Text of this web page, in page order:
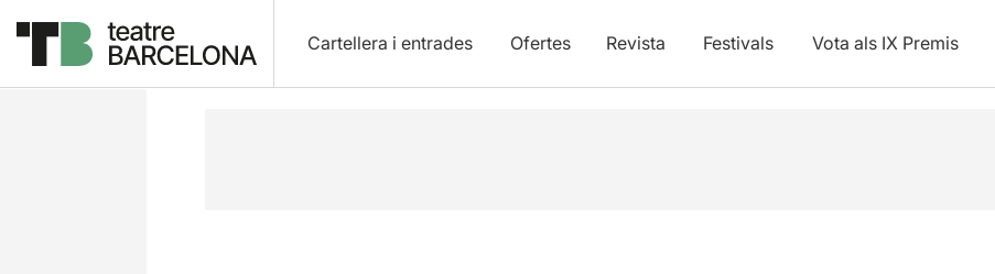
Cartellera i entrades Ofertes Revista Festivals Vota als IX Premis